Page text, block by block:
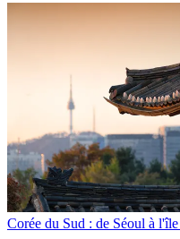
Corée du Sud : de Séoul à